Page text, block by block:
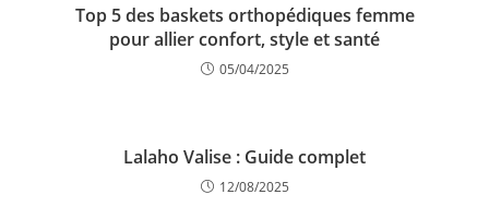
Top 5 des baskets orthopédiques femme
pour allier confort, style et santé
05/04/2025
Lalaho Valise : Guide complet
12/08/2025